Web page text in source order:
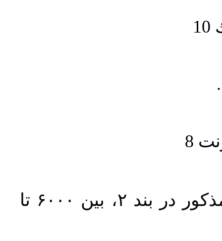
حجم کل مقاله با احتساب تمام بخش‌های مذکور در بند ۲، بین ۶۰۰۰ تا